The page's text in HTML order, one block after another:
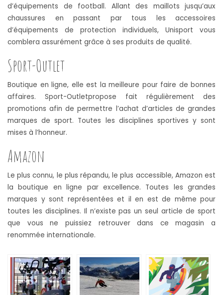
d’équipements de football. Allant des maillots jusqu’aux
chaussures en passant par tous les accessoires
d’équipements de protection individuels, Unisport vous
comblera assurément grâce à ses produits de qualité.
Sport-Outlet
Boutique en ligne, elle est la meilleure pour faire de bonnes
affaires. Sport-Outletpropose fait régulièrement des
promotions afin de permettre l’achat d’articles de grandes
marques de sport. Toutes les disciplines sportives y sont
mises à l’honneur.
Amazon
Le plus connu, le plus répandu, le plus accessible, Amazon est
la boutique en ligne par excellence. Toutes les grandes
marques y sont représentées et il en est de même pour
toutes les disciplines. Il n’existe pas un seul article de sport
que vous ne puissiez retrouver dans ce magasin a
renommée internationale.